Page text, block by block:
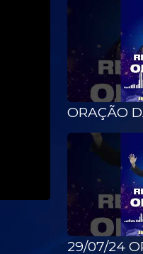
ORAÇÃO
29/07/24